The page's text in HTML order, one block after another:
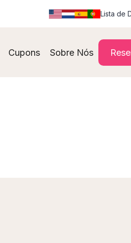
Lista de
Cupons Sobre Nós